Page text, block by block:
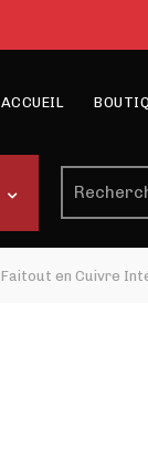
ACCUEIL
Faitout en Cuivre